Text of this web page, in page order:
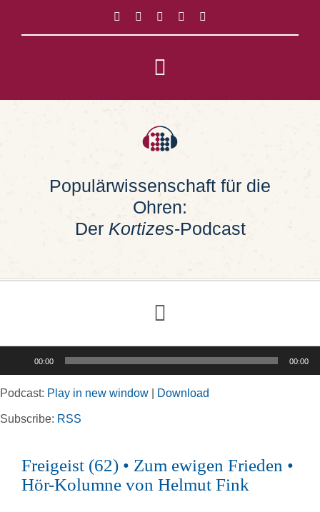
springen
Toggle
Navigation
Impressum
Populärwissenschaft für die
Ohren:
Der Kortizes-Podcast
Toggle
Navigation
Rubriken
Kortizes Website
00:00 00:00
Podcast: Play in new window Download
Subscribe: RSS
Freigeist (62) • Zum ewigen Frieden •
Hör-Kolumne von Helmut Fink